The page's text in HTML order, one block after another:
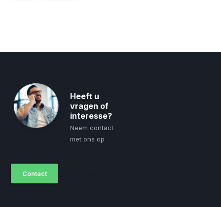
Heeft u
vragen of
interesse?
Neem contact
met ons op
Contact